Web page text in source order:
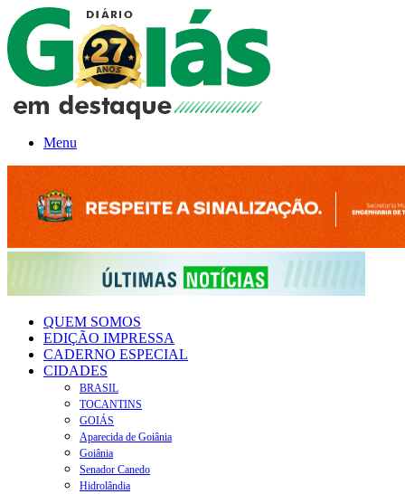
Menu
QUEM SOMOS
EDIÇÃO IMPRESSA
CADERNO ESPECIAL
CIDADES
BRASIL
TOCANTINS
GOIÁS
Aparecida de Goiânia
Goiânia
Senador Canedo
Hidrolândia